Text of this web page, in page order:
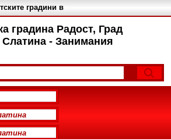
градина Радост, Град
- Занимания
градини в